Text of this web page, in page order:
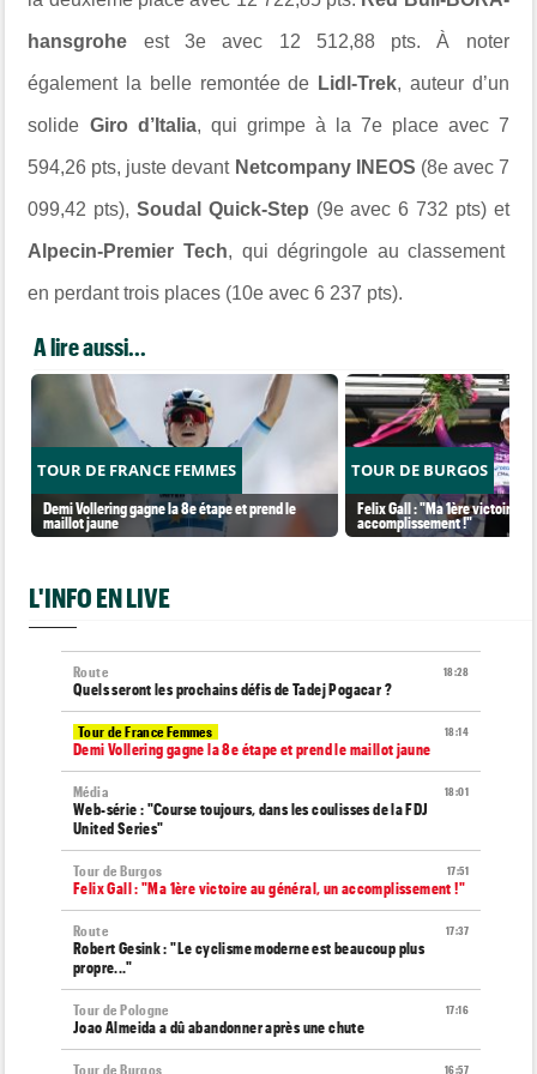
hansgrohe est 3e avec 12 512,88 pts. À noter
également la belle remontée de Lidl-Trek, auteur d’un
solide Giro d’Italia, qui grimpe à la 7e place avec 7
594,26 pts, juste devant Netcompany INEOS (8e avec 7
099,42 pts),Soudal Quick-Step (9e avec 6 732 pts) et
Alpecin-Premier Tech, qui dégringole au classement
en perdant trois places (10e avec 6 237 pts).
A lire aussi...
TOUR DE FRANCE FEMMES
Demi Vollering gagne la 8e étape et prend le
maillot jaune
TOUR DE BURGOS
Felix Gall : "Ma 1ère victoire
accomplissement !"
L'INFO EN LIVE
18:28
Route
Quels seront les prochains défis de Tadej Pogacar ?
18:14
Tour de France Femmes
Demi Vollering gagne la 8e étape et prend le maillot jaune
18:01
Média
Web-série : "Course toujours, dans les coulisses de la FDJ
United Series"
17:51
Tour de Burgos
Felix Gall : "Ma 1ère victoire au général, un accomplissement !"
17:37
Route
Robert Gesink : "Le cyclisme moderne est beaucoup plus
propre..."
17:16
Tour de Pologne
Joao Almeida a dû abandonner après une chute
16:57
Tour de Burgos